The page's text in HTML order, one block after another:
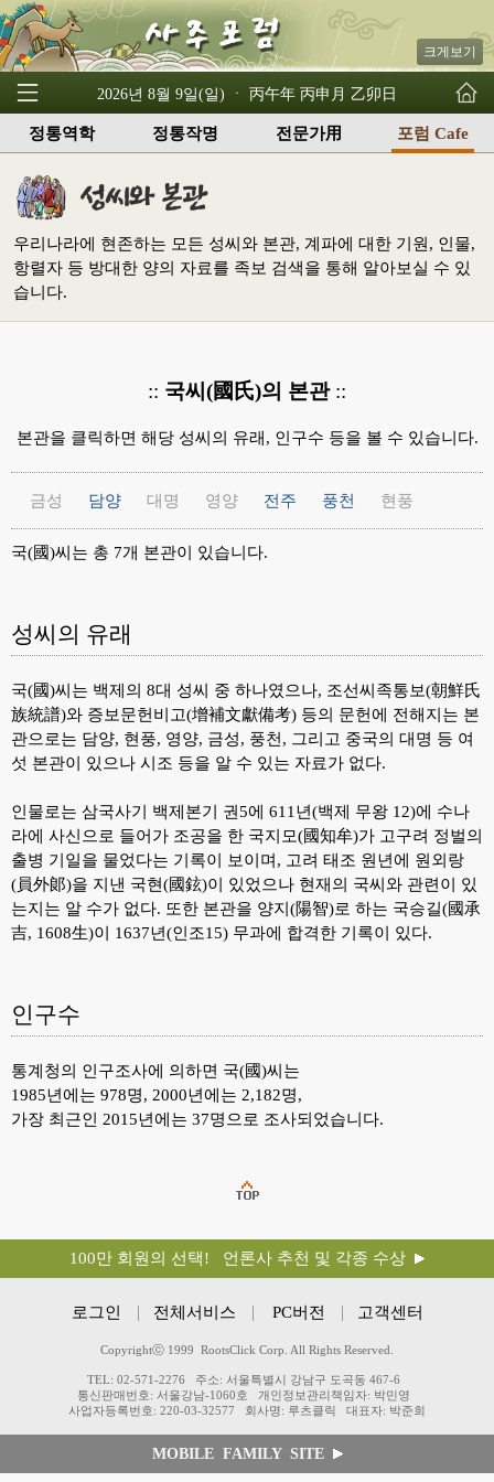
크게보기
2026년 8월 9일(일) ㆍ 丙午年 丙申月 乙卯日
정통역학 정통작명 전문가用 포럼 Cafe
우리나라에 현존하는 모든 성씨와 본관, 계파에 대한 기원, 인물,
항렬자 등 방대한 양의 자료를 족보 검색을 통해 알아보실 수 있
습니다.
:: 국씨(國氏)의 본관::
본관을 클릭하면 해당 성씨의 유래, 인구수 등을 볼 수 있습니다.
금성 담양 대명 영양 전주 풍천 현풍
국(國)씨는 총 7개 본관이 있습니다.
성씨의 유래
국(國)씨는 백제의 8대 성씨 중 하나였으나, 조선씨족통보(朝鮮氏
族統譜)와 증보문헌비고(增補文獻備考) 등의 문헌에 전해지는 본
관으로는 담양, 현풍, 영양, 금성, 풍천, 그리고 중국의 대명 등 여
섯 본관이 있으나 시조 등을 알 수 있는 자료가 없다.
인물로는 삼국사기 백제본기 권5에 611년(백제 무왕 12)에 수나
라에 사신으로 들어가 조공을 한 국지모(國知牟)가 고구려 정벌의
출병 기일을 물었다는 기록이 보이며, 고려 태조 원년에 원외랑
(員外郞)을 지낸 국현(國鉉)이 있었으나 현재의 국씨와 관련이 있
는지는 알 수가 없다. 또한 본관을 양지(陽智)로 하는 국승길(國承
吉, 1608生)이 1637년(인조15) 무과에 합격한 기록이 있다.
인구수
통계청의 인구조사에 의하면 국(國)씨는
1985년에는 978명, 2000년에는 2,182명,
가장 최근인 2015년에는 37명으로 조사되었습니다.
100만 회원의 선택! 언론사 추천 및 각종 수상
로그인 전체서비스 PC버전 고객센터
Copyrightⓒ 1999 RootsClick Corp. All Rights Reserved.
TEL: 02-571-2276
주소: 서울특별시 강남구 도곡동 467-6
통신판매번호: 서울강남-1060호
개인정보관리책임자: 박민영
사업자등록번호: 220-03-32577
회사명: 루츠클릭 대표자: 박준희
MOBILE FAMILY SITE